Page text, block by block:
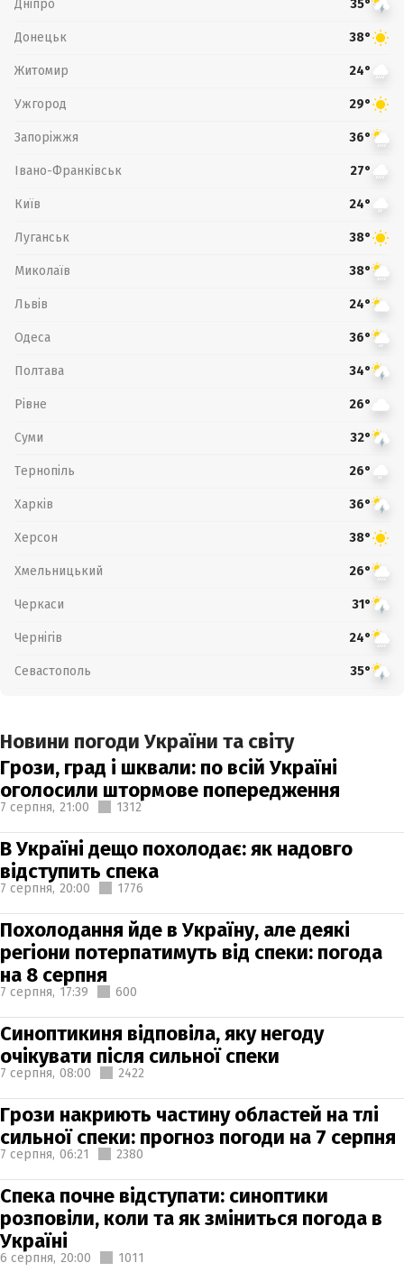
Дніпро 35°
Донецьк 38°
Житомир 24°
Ужгород 29°
Запоріжжя 36°
Івано-Франківськ 27°
Київ 24°
Луганськ 38°
Миколаїв 38°
Львів 24°
Одеса 36°
Полтава 34°
Рівне 26°
Суми 32°
Тернопіль 26°
Харків 36°
Херсон 38°
Хмельницький 26°
Черкаси 31°
Чернігів 24°
Севастополь 35°
Новини погоди України та світу
Грози, град і шквали: по всій Україні
оголосили штормове попередження
7 серпня, 21:00 1312
В Україні дещо похолодає: як надовго
відступить спека
7 серпня, 20:00 1776
Похолодання йде в Україну, але деякі
регіони потерпатимуть від спеки: погода
на 8 серпня
7 серпня, 17:39 600
Синоптикиня відповіла, яку негоду
очікувати після сильної спеки
7 серпня, 08:00 2422
Грози накриють частину областей на тлі
сильної спеки: прогноз погоди на 7 серпня
7 серпня, 06:21 2380
Спека почне відступати: синоптики
розповіли, коли та як зміниться погода в
Україні
6 серпня, 20:00 1011